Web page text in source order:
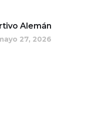
Alemán
27, 2026